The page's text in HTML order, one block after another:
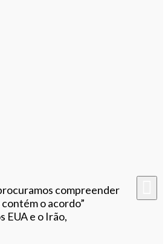
compreender
o acordo”
EUA e o Irão,